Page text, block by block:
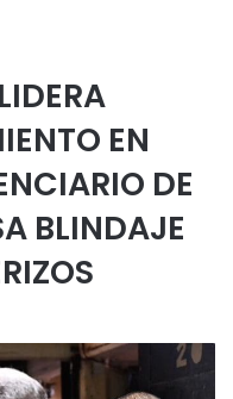
EN
DE
BLINDAJE